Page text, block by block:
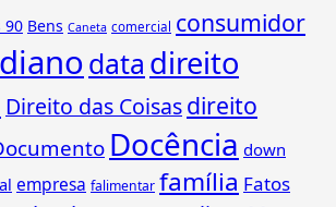
90 Bens Caneta comercial consumidor
data direito
Direito das Coisasdireito
Docência down
empresa falimentar família Fatos